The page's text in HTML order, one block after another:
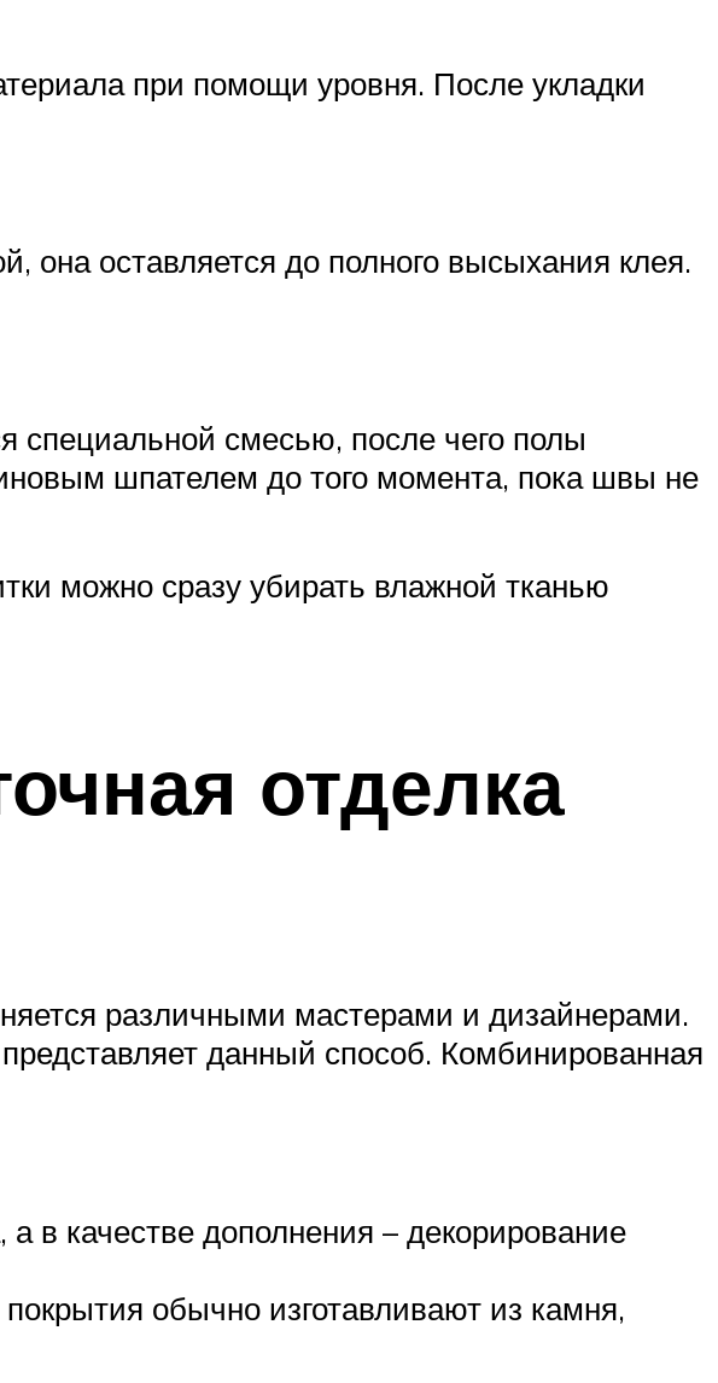
при помощи уровня. После укладки
она оставляется до полного высыхания клея.
смесью, после чего полы
шпателем до того момента, пока швы не
можно сразу убирать влажной тканью
отделка
различными мастерами и дизайнерами.
данный способ. Комбинированная
в качестве дополнения – декорирование
обычно изготавливают из камня,